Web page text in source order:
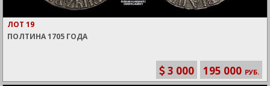
ЛОТ 19
ПОЛТИНА 1705 ГОДА
3 000 195 000 РУБ.